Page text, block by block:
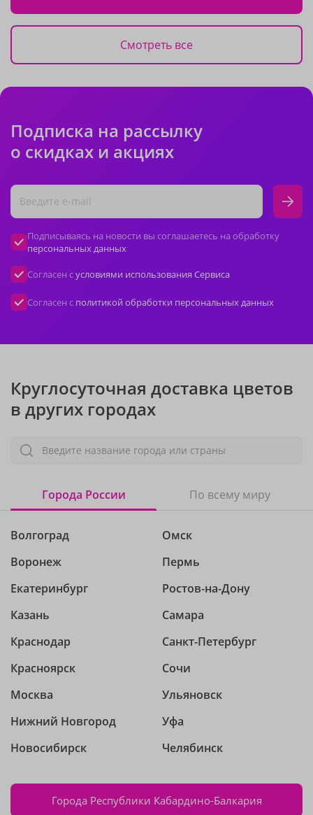
Смотреть все
Подписка на рассылку
о скидках и акциях
Подписываясь на новости вы соглашаетесь на обработку
персональных данных
Согласен сусловиями использования Сервиса
Согласен с политикой обработки персональных данных
Круглосуточная доставка цветов
в других городах
Введите название города или страны
Города России По всему миру
Волгоград
Воронеж
Екатеринбург
Казань
Краснодар
Красноярск
Москва
Нижний Новгород
Новосибирск
Омск
Пермь
Ростов-на-Дону
Самара
Санкт-Петербург
Сочи
Ульяновск
Уфа
Челябинск
Города Республики Кабардино-Балкария